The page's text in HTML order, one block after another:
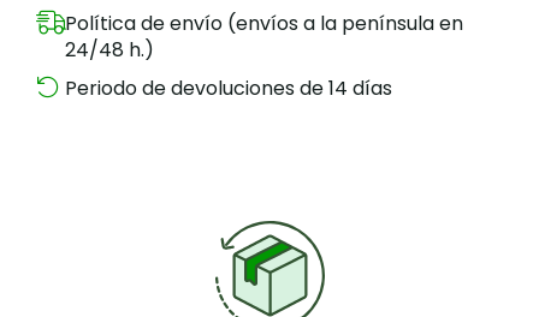
Política de envío (envíos a la península en
24/48 h.)
Periodo de devoluciones de 14 días